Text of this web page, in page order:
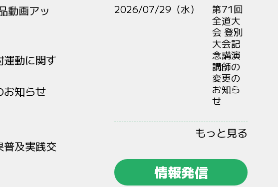
動画アッ
動に関す
知らせ
及実践交
2026/07/29（水）
第71回
全道大
会 登別
大会記
念講演
講師の
変更の
お知ら
せ
もっと見る
情報発信